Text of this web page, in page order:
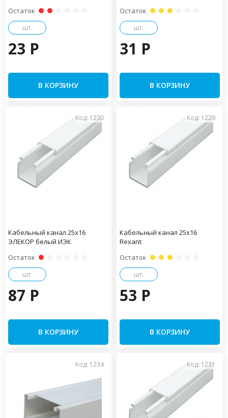
Остаток
шт.
23 P
В КОРЗИНУ
Остаток
шт.
31 P
В КОРЗИНУ
Код: 1230
Кабельный канал 25х16
ЭЛЕКОР белый ИЭК
Остаток
шт.
87 P
В КОРЗИНУ
Код: 1229
Кабельный канал 25х16
Rexant
Остаток
шт.
53 P
В КОРЗИНУ
Код: 1234 Код: 1231